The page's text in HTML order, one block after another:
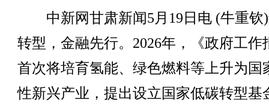
中新网甘肃新闻5月19日电 (牛重钦
转型，金融先行。2026年，《政府工作
首次将培育氢能、绿色燃料等上升为国
性新兴产业，提出设立国家低碳转型基